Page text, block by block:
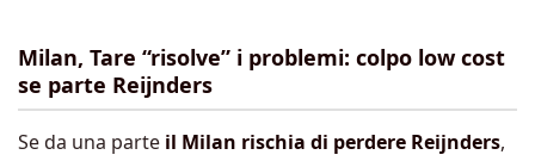
Milan, Tare “risolve” i problemi: colpo low cost
se parte Reijnders
Se da una parte il Milan rischia di perdere Reijnders,